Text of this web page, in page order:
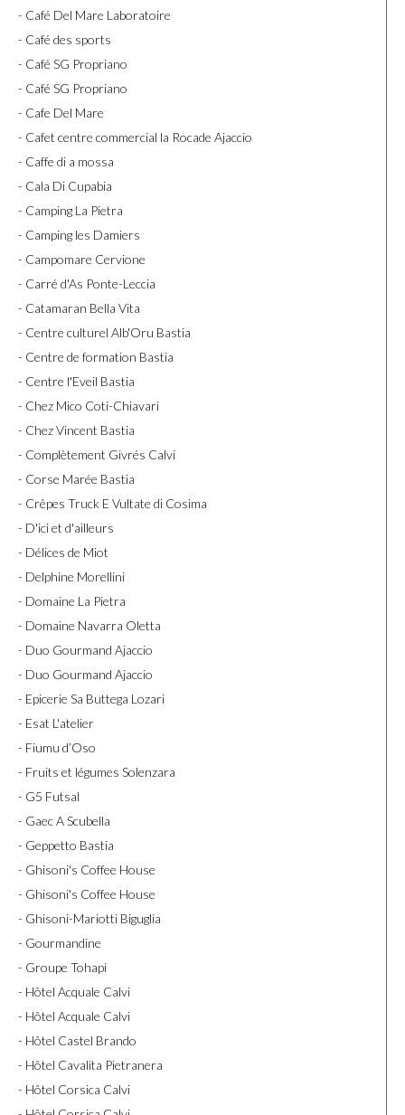
- Café Del Mare Laboratoire
- Café des sports
- Café SG Propriano
- Café SG Propriano
- Cafe Del Mare
- Cafet centre commercial la Rocade Ajaccio
- Caffe di a mossa
- Cala Di Cupabia
- Camping La Pietra
- Camping les Damiers
- Campomare Cervione
- Carré d'As Ponte-Leccia
- Catamaran Bella Vita
- Centre culturel Alb'Oru Bastia
- Centre de formation Bastia
- Centre l'Eveil Bastia
- Chez Mico Coti-Chiavari
- Chez Vincent Bastia
- Complètement Givrés Calvi
- Corse Marée Bastia
- Crêpes Truck E Vultate di Cosima
- D'ici et d'ailleurs
- Délices de Miot
- Delphine Morellini
- Domaine La Pietra
- Domaine Navarra Oletta
- Duo Gourmand Ajaccio
- Duo Gourmand Ajaccio
- Epicerie Sa Buttega Lozari
- Esat L'atelier
- Fiumu d’Oso
- Fruits et légumes Solenzara
- G5 Futsal
- Gaec A Scubella
- Geppetto Bastia
- Ghisoni's Coffee House
- Ghisoni's Coffee House
- Ghisoni-Mariotti Biguglia
- Gourmandine
- Groupe Tohapi
- Hôtel Acquale Calvi
- Hôtel Acquale Calvi
- Hôtel Castel Brando
- Hôtel Cavalita Pietranera
- Hôtel Corsica Calvi